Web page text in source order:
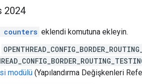
2024
counters eklendi komutuna ekleyin.
modülü (Yapılandırma Değişkenleri